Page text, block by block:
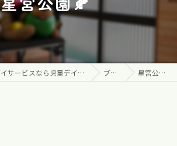
南区の放課後等デイサービスなら児童デイサービス Soleil ブログ 星宮公園🍂